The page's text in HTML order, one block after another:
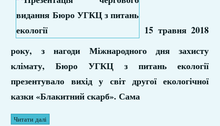
15 травня 2018
року, з нагоди Міжнародного дня захисту
клімату, Бюро УГКЦ з питань екології
презентувало вихід у світ другої екологічної
казки «Блакитний скарб». Сама
Читати далі